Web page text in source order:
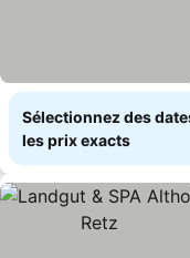
Sélectionnez des
les prix exacts